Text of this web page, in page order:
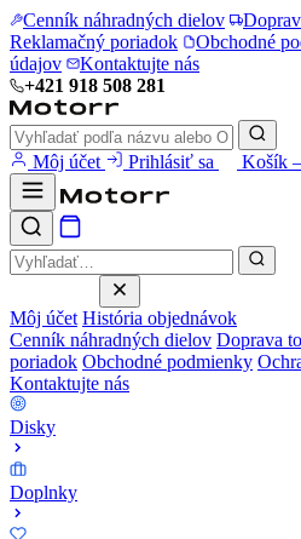
Cenník náhradných dielov
Reklamačný poriadok
Obchodné
údajov
Kontaktujte nás
+421 918 508 281
Môj účet Prihlásiť sa Košík
Môj účet História objednávok
Cenník náhradných dielov Doprava
poriadok Obchodné podmienky
Kontaktujte nás
Disky
Doplnky